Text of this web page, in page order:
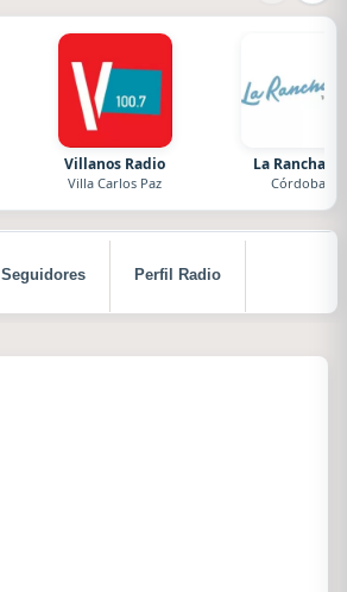
Villanos Radio
Villa Carlos Paz
La Ranchada
Córdoba
Seguidores Perfil Radio